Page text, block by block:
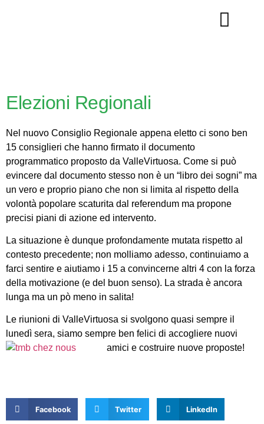
Elezioni Regionali
Nel nuovo Consiglio Regionale appena eletto ci sono ben
15 consiglieri che hanno firmato il documento
programmatico proposto da ValleVirtuosa. Come si può
evincere dal documento stesso non è un “libro dei sogni” ma
un vero e proprio piano che non si limita al rispetto della
volontà popolare scaturita dal referendum ma propone
precisi piani di azione ed intervento.
La situazione è dunque profondamente mutata rispetto al
contesto precedente; non molliamo adesso, continuiamo a
farci sentire e aiutiamo i 15 a convincerne altri 4 con la forza
della motivazione (e del buon senso). La strada è ancora
lunga ma un pò meno in salita!
Le riunioni di ValleVirtuosa si svolgono quasi sempre il
lunedì sera, siamo sempre ben felici di accogliere nuovi
amici e costruire nuove proposte!
Facebook Twitter LinkedIn